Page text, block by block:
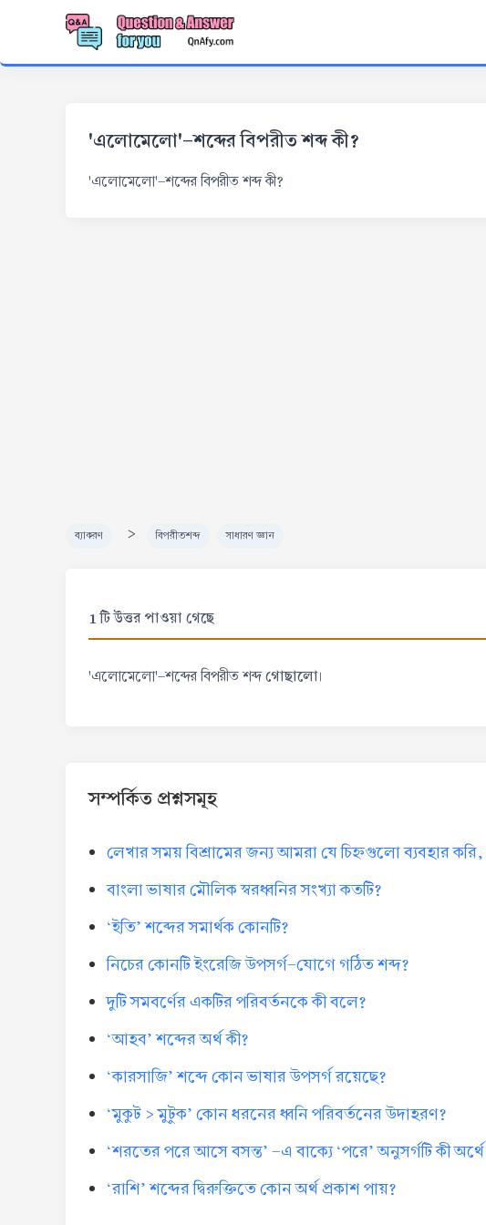
'এলোমেলো'-শব্দের বিপরীত শব্দ কী?
'এলোমেলো'-শব্দের বিপরীত শব্দ কী?
ব্যাকরণ > বিপরীতশব্দ সাধারণ জ্ঞান
1 টি উত্তর পাওয়া গেছে
'এলোমেলো'-শব্দের বিপরীত শব্দগোছালো।
সম্পর্কিত প্রশ্নসমূহ
লেখার সময় বিশ্রামের জন্য আমরা যে চিহ্নগুলো ব্যবহার
বাংলা ভাষার মৌলিক স্বরধ্বনির সংখ্যা কতটি?
‘ইতি’ শব্দের সমার্থক কোনটি?
নিচের কোনটি ইংরেজি উপসর্গ-যোগে গঠিত শব্দ?
দুটি সমবর্ণের একটির পরিবর্তনকে কী বলে?
‘আহব’ শব্দের অর্থ কী?
‘কারসাজি’ শব্দে কোন ভাষার উপসর্গ রয়েছে?
‘মুকুট > মুটুক’ কোন ধরনের ধ্বনি পরিবর্তনের উদাহরণ?
‘শরতের পরে আসে বসন্ত’ -এ বাক্যে ‘পরে’ অনুসর্গটি কী
‘রাশি’ শব্দের দ্বিরুক্তিতে কোন অর্থ প্রকাশ পায়?